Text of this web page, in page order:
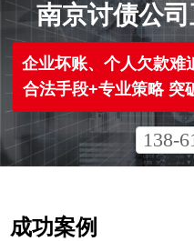
南京讨债公
企业坏账、个人欠款难
合法手段+专业策略 突
138-
成功案例